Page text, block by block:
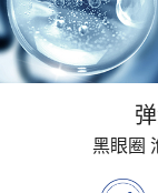
黑眼圈